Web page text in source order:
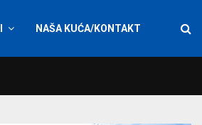
NAŠA KUĆA/KONTAKT